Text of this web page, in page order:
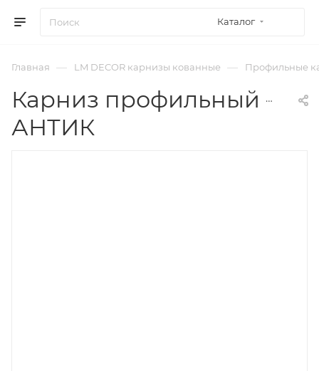
Каталог
Главная — LM DECOR карнизы кованные — Профильные
Карниз профильный
АНТИК